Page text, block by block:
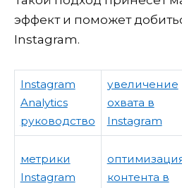
эффект и поможет
Instagram.
Instagram
Analytics
руководство
увеличение
охвата в
Instagram
метрики
Instagram
контента в